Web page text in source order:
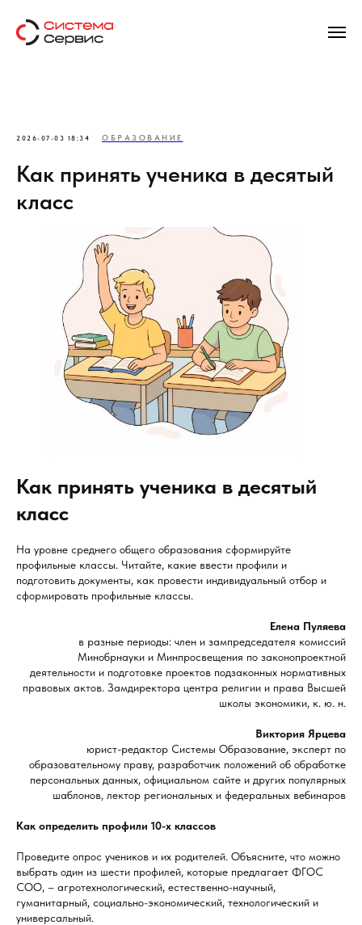
2026-07-03 18:34 ОБРАЗОВАНИЕ
Как принять ученика в десятый
класс
Как принять ученика в десятый
класс
На уровне среднего общего образования сформируйте
профильные классы. Читайте, какие ввести профили и
подготовить документы, как провести индивидуальный отбор и
сформировать профильные классы.
Елена Пуляева
в разные периоды: член и зампредседателя комиссий
Минобрнауки и Минпросвещения по законопроектной
деятельности и подготовке проектов подзаконных нормативных
правовых актов. Замдиректора центра религии и права Высшей
школы экономики, к. ю. н.
Виктория Ярцева
юрист-редактор Системы Образование, эксперт по
образовательному праву, разработчик положений об обработке
персональных данных, официальном сайте и других популярных
шаблонов, лектор региональных и федеральных вебинаров
Как определить профили 10-х классов
Проведите опрос учеников и их родителей. Объясните, что можно
выбрать один из шести профилей, которые предлагает ФГОС
СОО, – агротехнологический, естественно-научный,
гуманитарный, социально-экономический, технологический и
универсальный.